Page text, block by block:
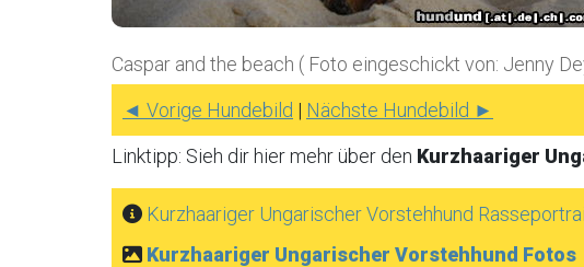
Caspar and the beach ( Foto eingeschickt von: Jenny
◄ Vorige Hundebild | Nächste Hundebild ►
Linktipp: Sieh dir hier mehr über den Kurzhaariger
Kurzhaariger Ungarischer Vorstehhund
Kurzhaariger Ungarischer Vorstehhund Fotos